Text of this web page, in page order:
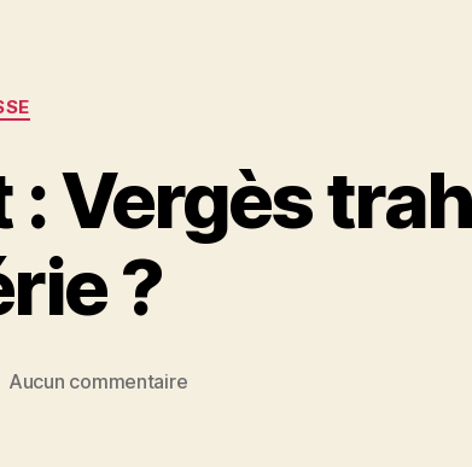
Vergès
?
a
N
Aucun commentairesur